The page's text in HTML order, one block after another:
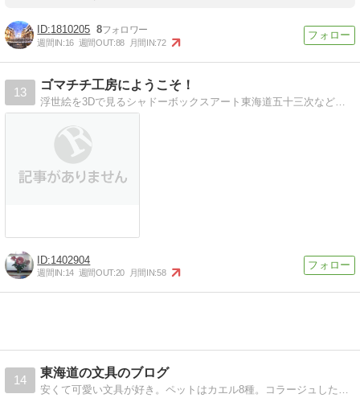
1810205 8
週間IN:16 週間OUT:88 月間IN:72
13
ゴマチチ工房にようこそ！
浮世絵を3Dで見るシャドーボックスアート東海道五十三次など浮世絵を立体額絵にしています。ステレオグラムでも見られます
1402904
週間IN:14 週間OUT:20 月間IN:58
14
東海道の文具のブログ
安くて可愛い文具が好き。ペットはカエル8種。コラージュしたハガキの交換も。スマホはJOJO。グラサポ。